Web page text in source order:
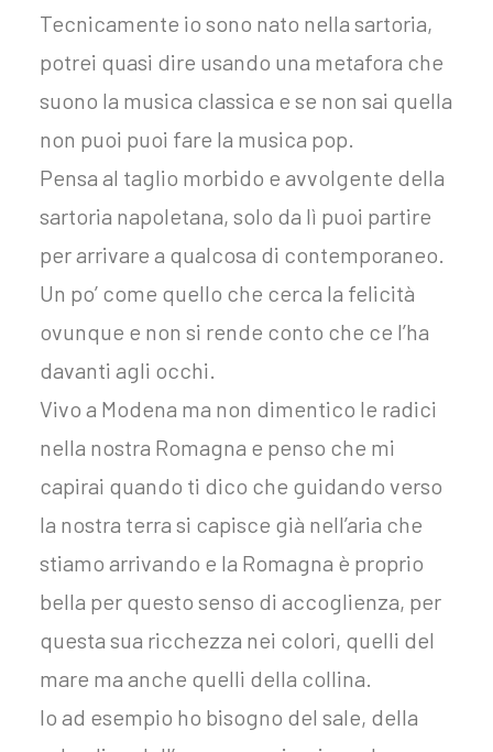
Tecnicamente io sono nato nella sartoria,
potrei quasi dire usando una metafora che
suono la musica classica e se non sai quella
non puoi puoi fare la musica pop.
Pensa al taglio morbido e avvolgente della
sartoria napoletana, solo da lì puoi partire
per arrivare a qualcosa di contemporaneo.
Un po’ come quello che cerca la felicità
ovunque e non si rende conto che ce l’ha
davanti agli occhi.
Vivo a Modena ma non dimentico le radici
nella nostra Romagna e penso che mi
capirai quando ti dico che guidando verso
la nostra terra si capisce già nell’aria che
stiamo arrivando e la Romagna è proprio
bella per questo senso di accoglienza, per
questa sua ricchezza nei colori, quelli del
mare ma anche quelli della collina.
Io ad esempio ho bisogno del sale, della